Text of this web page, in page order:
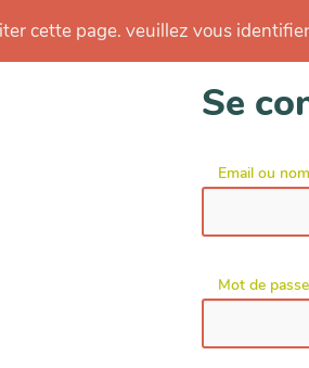
cette page. veuillez vous
Se
Email ou
Mot de passe